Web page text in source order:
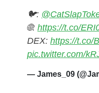
🐦:
🌐: https://t.co/
DEX: https://t.co/
pic.twitter.com/
— James_09